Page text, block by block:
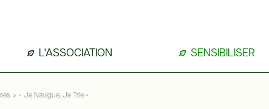
L'ASSOCIATION SENSIBILISER
> « Je Navigue, Je Trie »